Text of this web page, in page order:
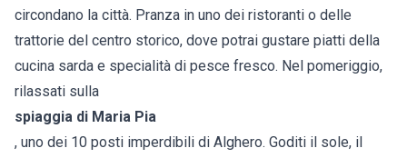
circondano la città. Pranza in uno dei ristoranti o delle
trattorie del centro storico, dove potrai gustare piatti della
cucina sarda e specialità di pesce fresco. Nel pomeriggio,
rilassati sulla
spiaggia di Maria Pia
, uno dei 10 posti imperdibili di Alghero. Goditi il sole, il